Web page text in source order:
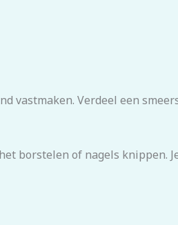
vastmaken. Verdeel een
borstelen of nagels knippen.